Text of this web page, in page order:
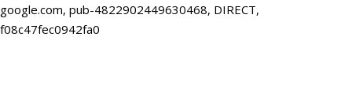
google.com, pub-4822902449630468, DIRECT,
f08c47fec0942fa0